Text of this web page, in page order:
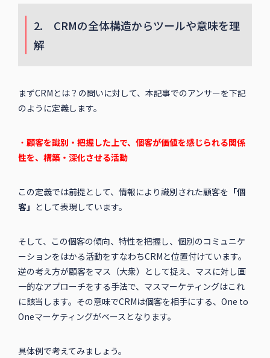
2. CRMの全体構造からツールや意味を理
解
まずCRMとは？の問いに対して、本記事でのアンサーを下記
のように定義します。
・ 顧客を識別・把握した上で、個客が価値を感じられる関係
性を、構築・深化させる活動
この定義では前提として、情報により識別された顧客を 「個
客」 として表現しています。
そして、この個客の傾向、特性を把握し、個別のコミュニケ
ーションをはかる活動をすなわちCRMと位置付けています。
逆の考え方が顧客をマス（大衆）として捉え、マスに対し画
一的なアプローチをする手法で、マスマーケティングはこれ
に該当します。その意味でCRMは個客を相手にする、One to
Oneマーケティングがベースとなります。
具体例で考えてみましょう。